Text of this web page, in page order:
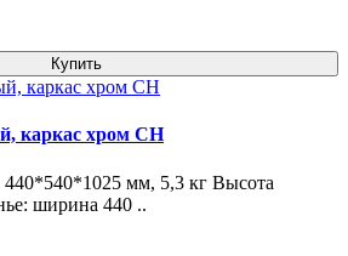
Купить
каркас хром СН
мм, 5,3 кг Высота
ширина 440 ..